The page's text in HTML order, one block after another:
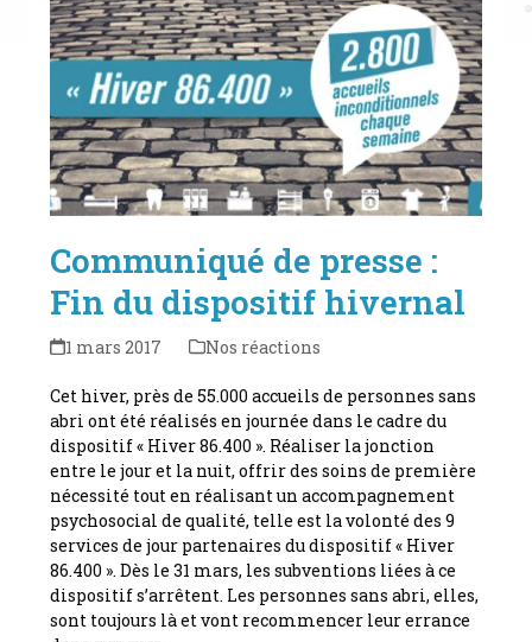
Communiqué de presse :
Fin du dispositif hivernal
1 mars 2017 Nos réactions
Cet hiver, près de 55.000 accueils de personnes sans
abri ont été réalisés en journée dans le cadre du
dispositif « Hiver 86.400 ». Réaliser la jonction
entre le jour et la nuit, offrir des soins de première
nécessité tout en réalisant un accompagnement
psychosocial de qualité, telle est la volonté des 9
services de jour partenaires du dispositif « Hiver
86.400 ». Dès le 31 mars, les subventions liées à ce
dispositif s’arrêtent. Les personnes sans abri, elles,
sont toujours là et vont recommencer leur errance